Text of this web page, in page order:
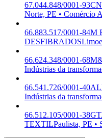
67.044.848/0001-93
Norte, PE • Comércio
66.883.517/0001-84M
DESFIBRADOS
66.624.348/0001-68
Indústrias da
66.541.726/0001-40
Indústrias da
66.512.105/0001-38
TEXTILPaulista, PE •